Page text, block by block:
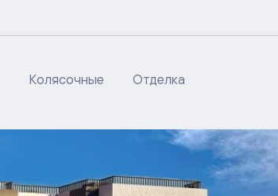
Колясочные Отделка